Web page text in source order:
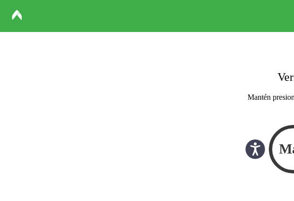
Mantén